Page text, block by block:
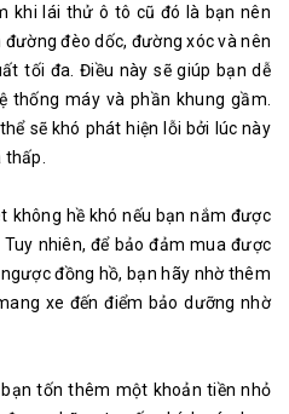
khi lái thử ô tô cũ đó là bạn nên
đèo dốc, đường xóc và nên
tối đa. Điều này sẽ giúp bạn dễ
thống máy và phần khung gầm.
sẽ khó phát hiện lỗi bởi lúc này
không hề khó nếu bạn nắm được
nhiên, để bảo đảm mua được
đồng hồ, bạn hãy nhờ thêm
xe đến điểm bảo dưỡng nhờ
tốn thêm một khoản tiền nhỏ